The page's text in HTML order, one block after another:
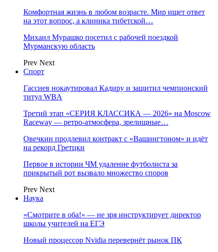
Комфортная жизнь в любом возрасте. Мир ищет ответ
на этот вопрос, а клиника тибетской…
Михаил Мурашко посетил с рабочей поездкой
Мурманскую область
Prev Next
Спорт
Гассиев нокаутировал Кадиру и защитил чемпионский
титул WBA
Третий этап «СЕРИЯ КЛАССИКА — 2026» на Moscow
Raceway — ретро‑атмосфера, зрелищные…
Овечкин продлевил контракт с «Вашингтоном» и идёт
на рекорд Гретцки
Первое в истории ЧМ удаление футболиста за
прикрытый рот вызвало множество споров
Prev Next
Наука
«Смотрите в оба!» — не зря инструктирует директор
школы учителей на ЕГЭ
Новый процессор Nvidia перевернёт рынок ПК